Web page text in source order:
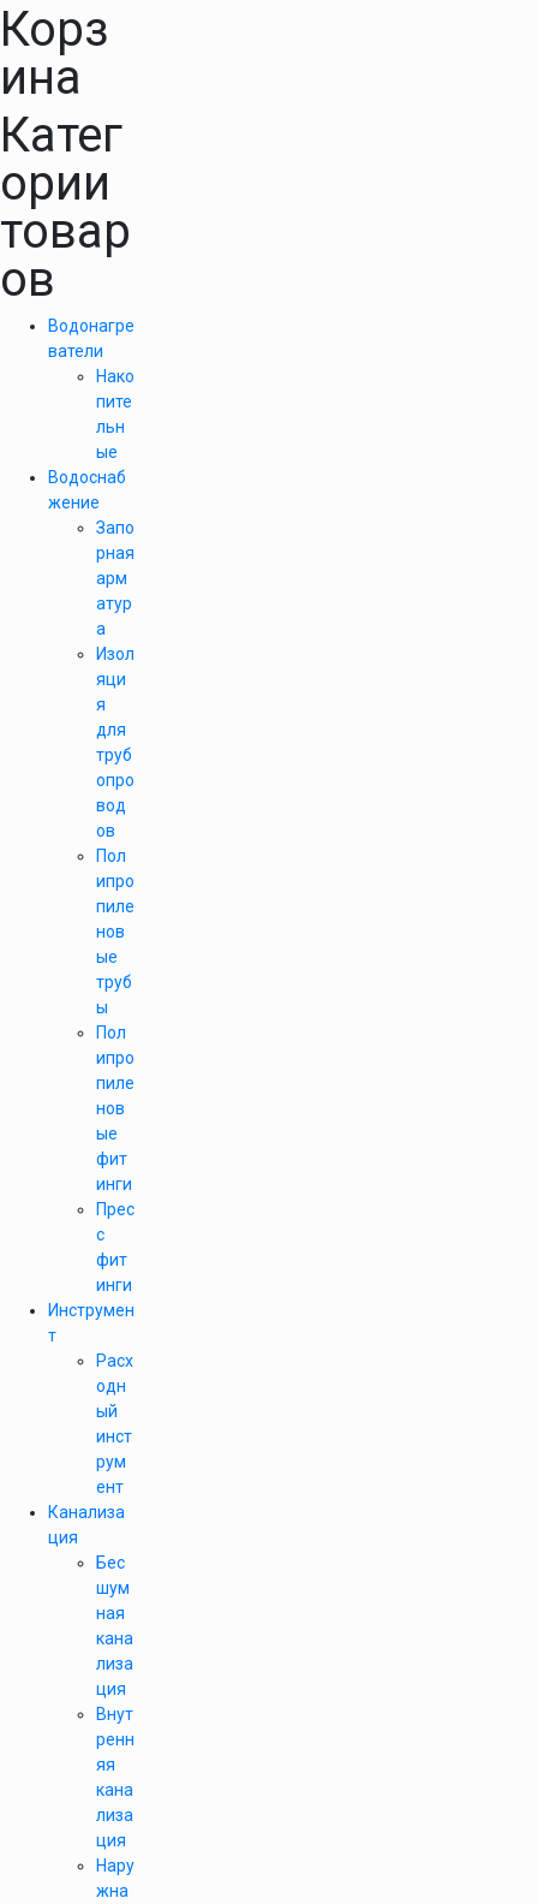
Корз
ина
Катег
ории
товар
ов
Водонагре
ватели
Нако
пите
льн
ые
Водоснаб
жение
Запо
рная
арм
атур
а
Изол
яци
я
для
труб
опро
вод
ов
Пол
ипро
пиле
нов
ые
труб
ы
Пол
ипро
пиле
нов
ые
фит
инги
Прес
с
фит
инги
Инструмен
т
Расх
одн
ый
инст
рум
ент
Канализа
ция
Бес
шум
ная
кана
лиза
ция
Внут
ренн
яя
кана
лиза
ция
Нару
жна